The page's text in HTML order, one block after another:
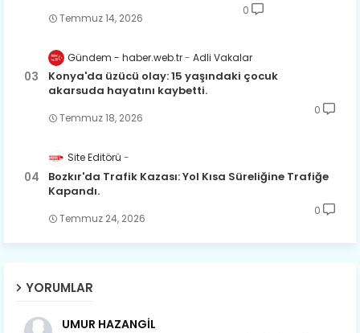
Temmuz 14, 2026
0
Gündem - haber.web.tr Adli Vakalar
Konya'da üzücü olay: 15 yaşındaki çocuk
akarsuda hayatını kaybetti.
Temmuz 18, 2026
0
Site Editörü
Bozkır'da Trafik Kazası: Yol Kısa Süreliğine Trafiğe
Kapandı.
Temmuz 24, 2026
0
YORUMLAR
UMUR HAZANGİL